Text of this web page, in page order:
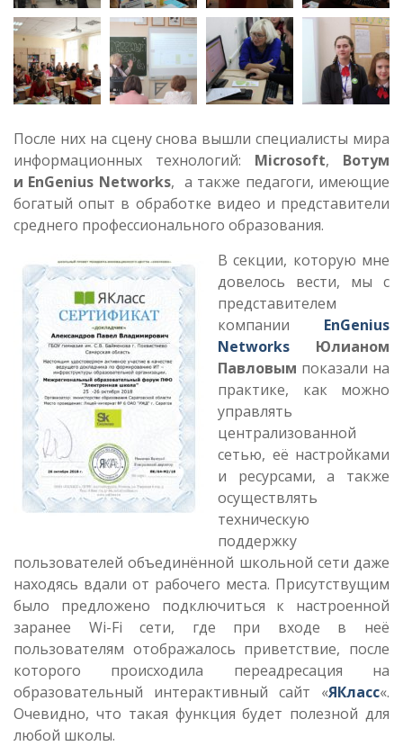
После них на сцену снова вышли специалисты мира
информационных технологий: Microsoft, Вотум
и EnGenius Networks, а также педагоги, имеющие
богатый опыт в обработке видео и представители
среднего профессионального образования.
В секции, которую мне
довелось вести, мы с
представителем
компании EnGenius
Networks
Юлианом
Павловым показали на
практике, как можно
управлять
централизованной
сетью, её настройками
и ресурсами, а также
осуществлять
техническую
поддержку
пользователей объединённой школьной сети даже
находясь вдали от рабочего места. Присутствущим
было предложено подключиться к настроенной
заранее Wi-Fi сети, где при входе в неё
пользователям отображалось приветствие, после
которого происходила переадресация на
образовательный интерактивный сайт «ЯКласс«.
Очевидно, что такая функция будет полезной для
любой школы.